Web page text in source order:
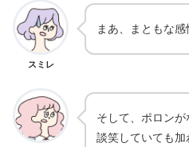
スミレ
まあ、まともな感
そして、ポロン
談笑していても